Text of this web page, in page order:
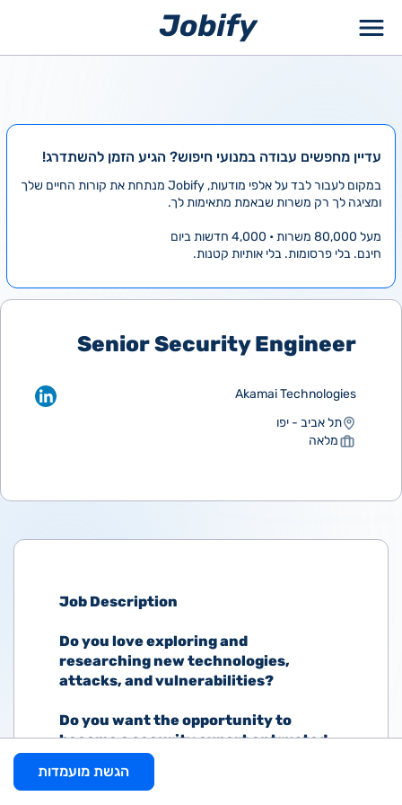
עדיין מחפשים עבודה במנועי חיפוש? הגיע הזמן להשתדרג!
במקום לעבור לבד על אלפי מודעות, Jobify מנתחת את קורות החיים שלך
ומציגה לך רק משרות שבאמת מתאימות לך.
מעל 80,000 משרות • 4,000 חדשות ביום
חינם. בלי פרסומות. בלי אותיות קטנות.
Senior Security Engineer
Akamai Technologies
תל אביב - יפו
מלאה
Job Description
Do you love exploring and
researching new technologies,
attacks, and vulnerabilities?
Do you want the opportunity to
become a security expert entrusted
with managing technical security
projects?
הגשת מועמדות